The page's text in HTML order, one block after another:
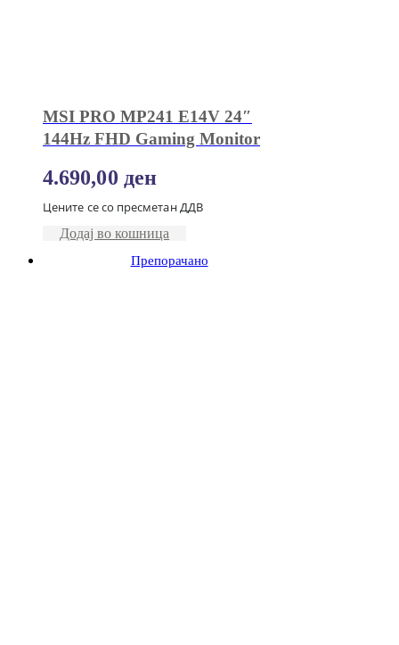
MSI PRO MP241 E14V 24″
144Hz FHD Gaming Monitor
4.690,00 ден
Цените се со пресметан ДДВ
Додај во кошница
Препорачано